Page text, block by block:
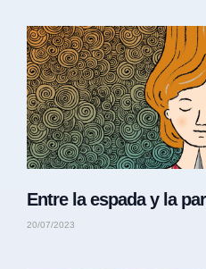
Entre la espada y la
20/07/2023